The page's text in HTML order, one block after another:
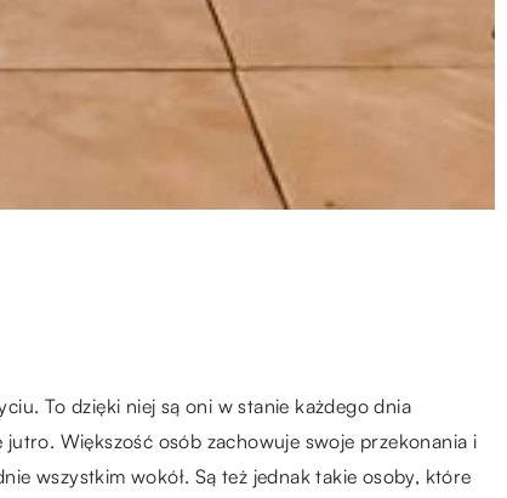
To dzięki niej są oni w stanie każdego dnia
Większość osób zachowuje swoje przekonania i
wszystkim wokół. Są też jednak takie osoby, które